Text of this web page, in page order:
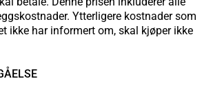
Ytterligere kostnader som
ikke har informert om, skal kjøper ikke